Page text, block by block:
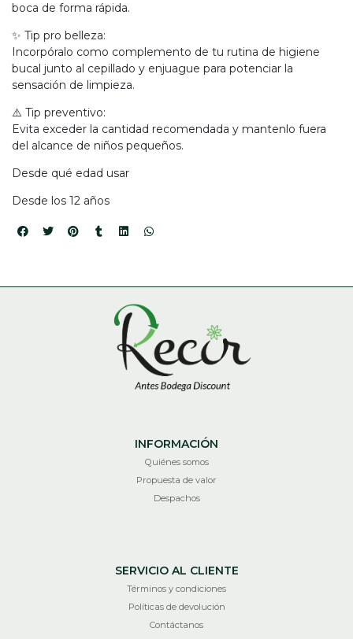
boca de forma rápida.
✨ Tip pro belleza:
Incorpóralo como complemento de tu rutina de higiene
bucal junto al cepillado y enjuague para potenciar la
sensación de limpieza.
⚠️ Tip preventivo:
Evita exceder la cantidad recomendada y mantenlo fuera
del alcance de niños pequeños.
Desde qué edad usar
Desde los 12 años
INFORMACIÓN
Quiénes somos
Propuesta de valor
Despachos
SERVICIO AL CLIENTE
Términos y condiciones
Políticas de devolución
Contáctanos